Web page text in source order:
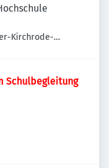
Kirchrode-
Schulbegleitung